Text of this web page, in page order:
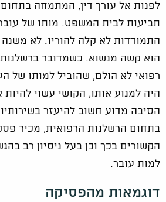
לפנות אל עורך דין, המתמחה בתחום
תביעות לבית המשפט. מותו של
התמודדות לא קלה להוריו. לא
הוא קשה מנשוא. כשמדובר ברשלנות
רפואי לא הולם, שהוביל למותו של
היה למנוע אותו, הקושי עשוי להיות
הסיבה מדוע חשוב להיעזר
בתחום הרשלנות הרפואית, מכיר
הקשורים בכך וכן בעל ניסיון רב
למות עובר.
דוגמאות מהפסיקה